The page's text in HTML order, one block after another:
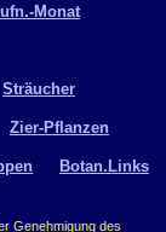
Monat
Sträucher
Zier-Pflanzen
Botan.Links
Genehmigung des